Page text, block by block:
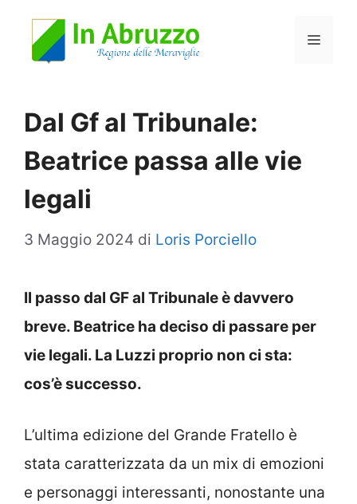
Menu
Dal Gf al Tribunale:
Beatrice passa alle vie
legali
3 Maggio 2024 di Loris Porciello
Il passo dal GF al Tribunale è davvero
breve. Beatrice ha deciso di passare per
vie legali. La Luzzi proprio non ci sta:
cos’è successo.
L’ultima edizione del Grande Fratello è
stata caratterizzata da un mix di emozioni
e personaggi interessanti, nonostante una